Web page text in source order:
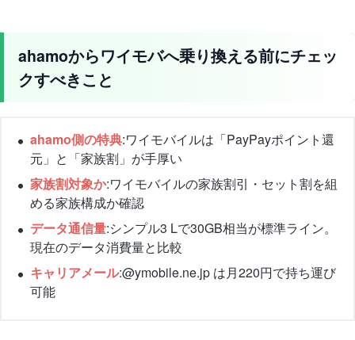
ahamoからワイモバへ乗り換える前にチェッ
クすべきこと
ahamo側の特典:ワイモバイルは「PayPayポイント還
元」と「家族割」が手厚い
家族割対象か:ワイモバイルの家族割引・セット割を組
める家族構成か確認
データ通信量:シンプル3 Lで30GB相当が標準ライン。
現在のデータ消費量と比較
キャリアメール:@ymobile.ne.jp は月220円で持ち運び
可能